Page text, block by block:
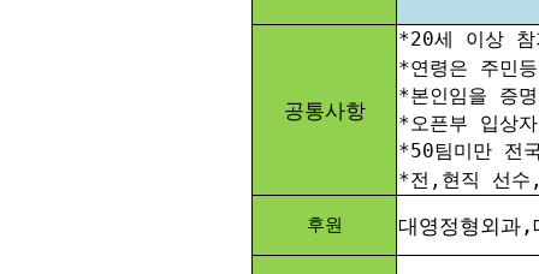
공통사항
*20세 이상 참
*연령은 주민
*본인임을 증
*오픈부 입상
*50팀미만 전
*전,현직 선
후원 대영정형외과